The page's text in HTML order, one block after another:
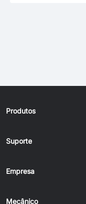
Produtos
Suporte
Empresa
Mecânico